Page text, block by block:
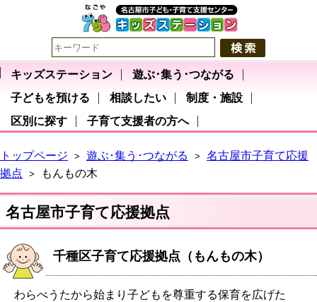
キッズステーション
遊ぶ･集う･つながる
子どもを預ける
相談したい
制度・施設
区別に探す
子育て支援者の方へ
トップページ > 遊ぶ･集う･つながる >
名古屋市子育て応援
拠点
> もんもの木
名古屋市子育て応援拠点
千種区子育て応援拠点（もんもの木）
わらべうたから始まり子どもを尊重する保育を広げた